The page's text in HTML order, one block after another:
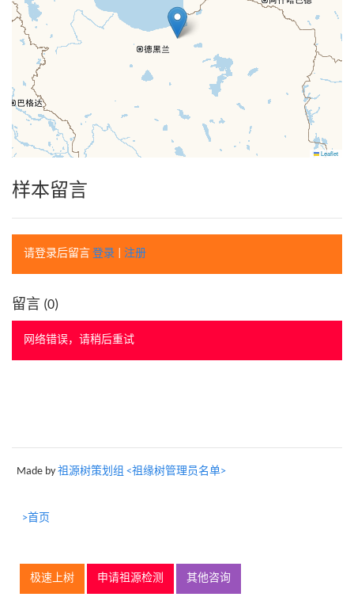
Leaflet
样本留言
请登录后留言 登录 注册
留言 (0)
网络错误，请稍后重试
Made by 祖源树策划组 <祖缘树管理员名单>
>首页
极速上树 申请祖源检测 其他咨询